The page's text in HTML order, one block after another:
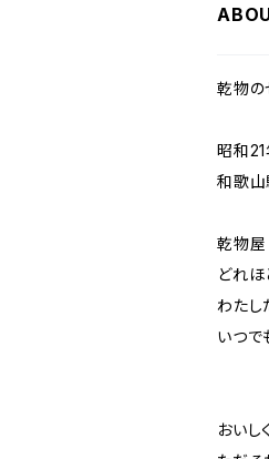
乾物の
昭和21
和歌山
乾物屋
どれほ
わたし
いつで
おいし